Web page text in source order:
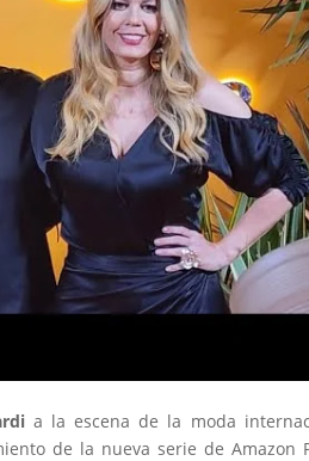
a la escena de la moda
de la nueva serie de Amazon